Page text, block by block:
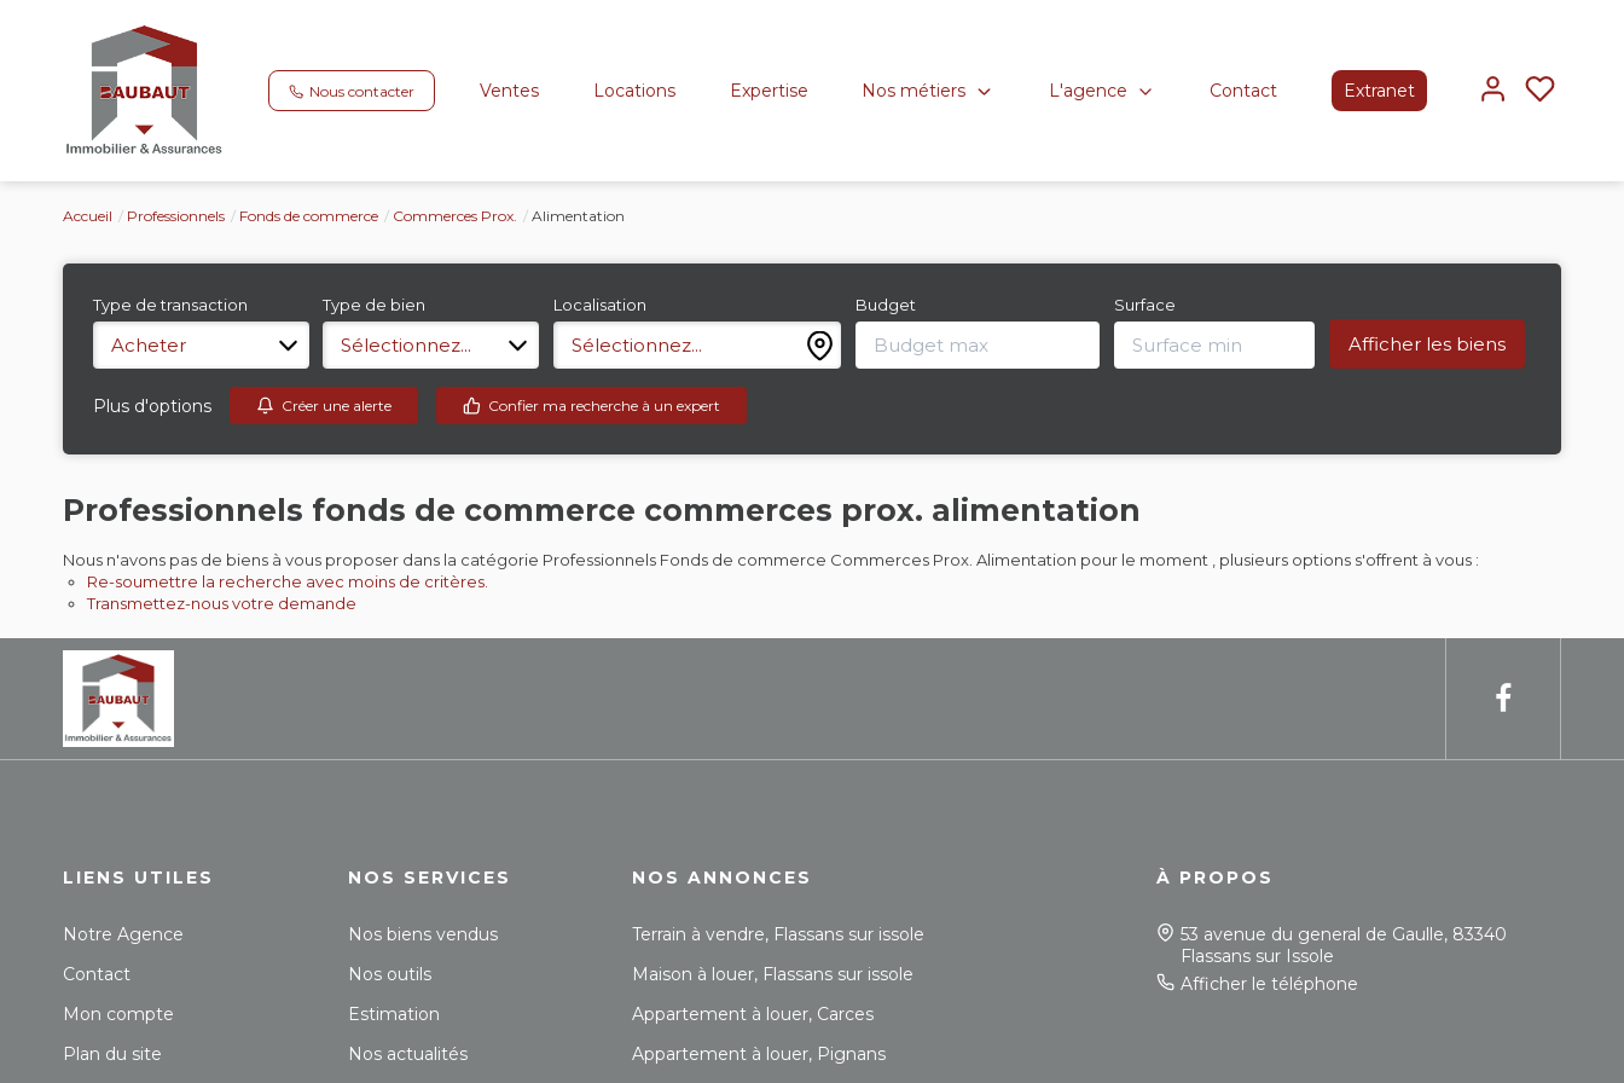
Nous contacter Ventes Locations Expertise Nos métiers L'agence Contact Extranet
Accueil Professionnels Fonds de commerce Commerces Prox. Alimentation
Type de transaction
Acheter
Type de bien
Sélectionnez...
Localisation
Sélectionnez...
Budget Surface
Plus d'options Créer une alerte Confier ma recherche à un expert
Professionnels fonds de commerce commerces prox. alimentation
Nous n'avons pas de biens à vous proposer dans la catégorie Professionnels Fonds de commerce Commerces Prox. Alimentation pour le moment , plusieurs options s'offrent à vous :
Re-soumettre la recherche avec moins de critères.
Transmettez-nous votre demande
LIENS UTILES
Notre Agence
Contact
Mon compte
Plan du site
NOS SERVICES
Nos biens vendus
Nos outils
Estimation
Nos actualités
NOS ANNONCES
Terrain à vendre, Flassans sur issole
Maison à louer, Flassans sur issole
Appartement à louer, Carces
Appartement à louer, Pignans
À PROPOS
53 avenue du general de Gaulle, 83340
Flassans sur Issole
Afficher le téléphone